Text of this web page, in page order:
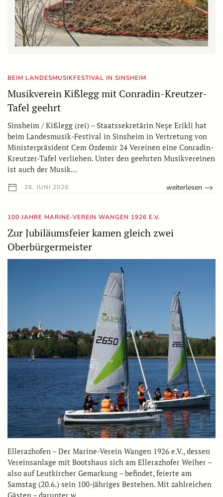
BEIM LANDESMUSIKFESTIVAL IN SINSHEIM
Musikverein Kißlegg mit Conradin-Kreutzer-
Tafel geehrt
Sinsheim / Kißlegg (rei) – Staatssekretärin Neşe Erikli hat
beim Landesmusik-Festival in Sinsheim in Vertretung von
Ministerpräsident Cem Özdemir 24 Vereinen eine Conradin-
Kreutzer-Tafel verliehen. Unter den geehrten Musikvereinen
ist auch der Musik…
26. JUNI 2026 weiterlesen
100 JAHRE MARINE-VEREIN WANGEN 1926 E.V.
Zur Jubiläumsfeier kamen gleich zwei
Oberbürgermeister
Ellerazhofen – Der Marine-Verein Wangen 1926 e.V., dessen
Vereinsanlage mit Bootshaus sich am Ellerazhofer Weiher –
also auf Leutkircher Gemarkung – befindet, feierte am
Samstag (20.6.) sein 100-jähriges Bestehen. Mit zahlreichen
Gästen – darunter w…